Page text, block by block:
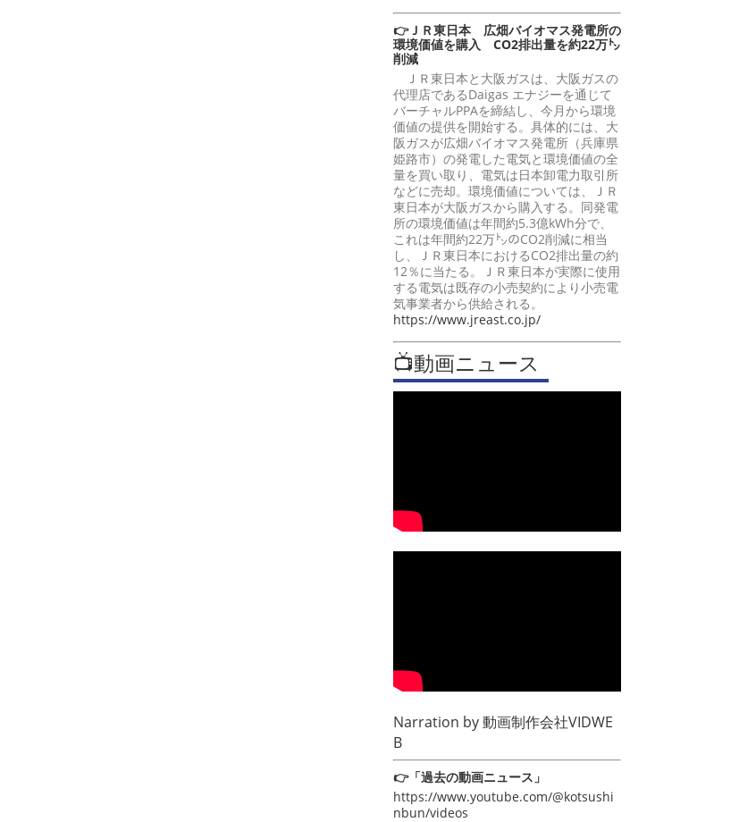
👉ＪＲ東日本 広畑バイオマス発電所の
環境価値を購入 CO2排出量を約22万㌧
削減
ＪＲ東日本と大阪ガスは、大阪ガスの
代理店であるDaigas エナジーを通じて
バーチャルPPAを締結し、今月から環境
価値の提供を開始する。具体的には、大
阪ガスが広畑バイオマス発電所（兵庫県
姫路市）の発電した電気と環境価値の全
量を買い取り、電気は日本卸電力取引所
などに売却。環境価値については、ＪＲ
東日本が大阪ガスから購入する。同発電
所の環境価値は年間約5.3億kWh分で、
これは年間約22万㌧のCO2削減に相当
し、ＪＲ東日本におけるCO2排出量の約
12％に当たる。ＪＲ東日本が実際に使用
する電気は既存の小売契約により小売電
気事業者から供給される。
https://www.jreast.co.jp/
📺動画ニュース
Narration by動画制作会社VIDWE
B
👉「過去の動画ニュース」
https://www.youtube.com/@kotsushi
nbun/videos